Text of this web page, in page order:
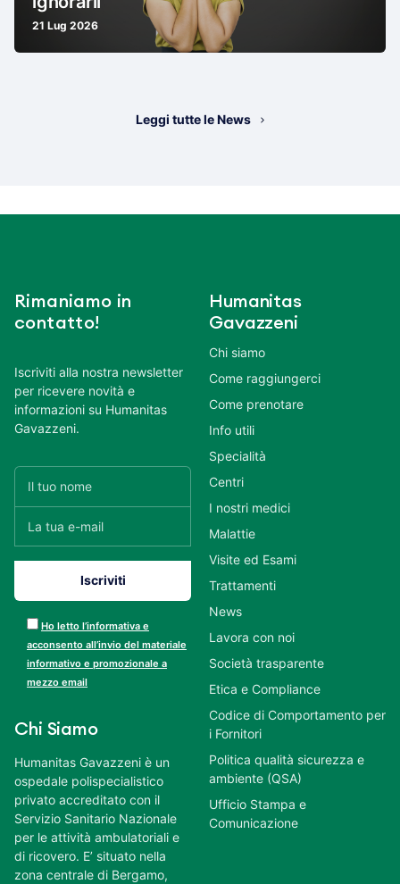
21 Lug 2026
Leggi tutte le News
Rimaniamo in
contatto!
Iscriviti alla nostra newsletter
per ricevere novità e
informazioni su Humanitas
Gavazzeni.
Ho letto l’informativa e
acconsento all’invio del materiale
informativo e promozionale a
mezzo email
Chi Siamo
Humanitas Gavazzeni è un
ospedale polispecialistico
privato accreditato con il
Servizio Sanitario Nazionale
per le attività ambulatoriali e
di ricovero. E’ situato nella
zona centrale di Bergamo,
Humanitas
Gavazzeni
Chi siamo
Come raggiungerci
Come prenotare
Info utili
Specialità
Centri
I nostri medici
Malattie
Visite ed Esami
Trattamenti
News
Lavora con noi
Società trasparente
Etica e Compliance
Codice di Comportamento per
i Fornitori
Politica qualità sicurezza e
ambiente (QSA)
Ufficio Stampa e
Comunicazione